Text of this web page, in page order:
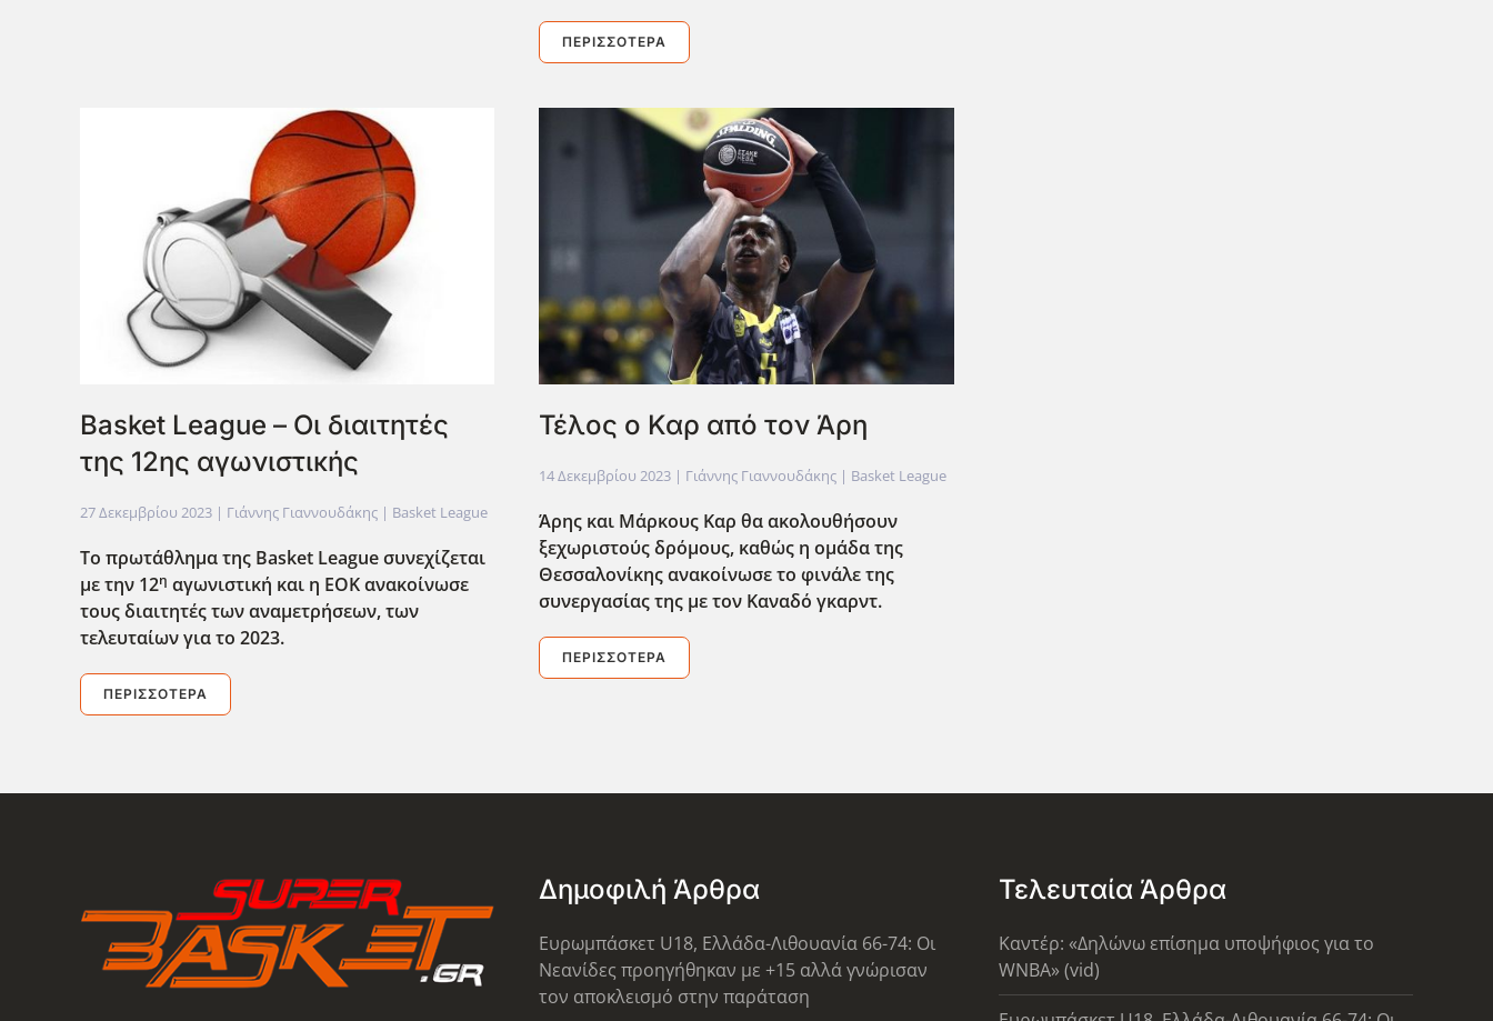
ΠΕΡΙΣΣΌΤΕΡΑ
Basket League – Οι διαιτητές
της 12ης αγωνιστικής
27 Δεκεμβρίου 2023 | Γιάννης Γιαννουδάκης | Basket League
Το πρωτάθλημα της Basket Leagueσυνεχίζεται
με την 12η αγωνιστική και η ΕΟΚ ανακοίνωσε
τους διαιτητές των αναμετρήσεων, των
τελευταίων για το 2023.
ΠΕΡΙΣΣΌΤΕΡΑ
Τέλος ο Καρ από τον Άρη
14 Δεκεμβρίου 2023 | Γιάννης Γιαννουδάκης | Basket League
Άρης και Μάρκους Καρ θα ακολουθήσουν
ξεχωριστούς δρόμους, καθώς η ομάδα της
Θεσσαλονίκης ανακοίνωσε το φινάλε της
συνεργασίας της με τον Καναδό γκαρντ.
ΠΕΡΙΣΣΌΤΕΡΑ
Δημοφιλή Άρθρα
Ευρωμπάσκετ U18, Ελλάδα-Λιθουανία 66-74: Οι
Νεανίδες προηγήθηκαν με +15 αλλά γνώρισαν
τον αποκλεισμό στην παράταση
Τελευταία Άρθρα
Καντέρ: «Δηλώνω επίσημα υποψήφιος για το
WNBA» (vid)